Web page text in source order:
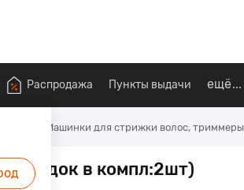
Распродажа Пункты выдачи ещё
Машинки для стрижки волос, триммеры
в компл:2шт)